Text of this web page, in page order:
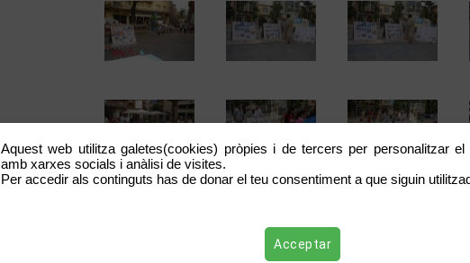
Aquest web utilitza galetes(cookies) pròpies i de tercers per personalitzar el
amb xarxes socials i anàlisi de visites.
Per accedir als continguts has de donar el teu consentiment a que siguin
Acceptar